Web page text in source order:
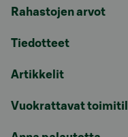
Rahastojen arvot
Tiedotteet
Artikkelit
Vuokrattavat